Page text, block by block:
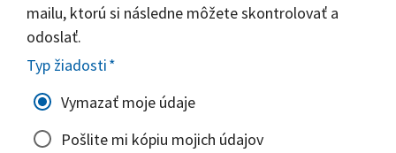
mailu, ktorú si následne môžete skontrolovať a
odoslať.
Typ žiadosti*
Vymazať moje údaje
Pošlite mi kópiu mojich údajov